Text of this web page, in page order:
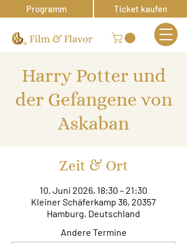
Programm Ticket kaufen
Harry Potter und
der Gefangene von
Askaban
Zeit & Ort
10. Juni 2026, 18:30 – 21:30
Kleiner Schäferkamp 36, 20357
Hamburg, Deutschland
Andere Termine